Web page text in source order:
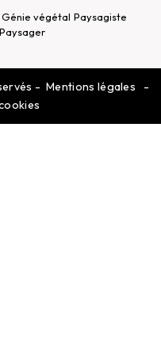
Génie végétal Paysagiste
- Mentions légales
-